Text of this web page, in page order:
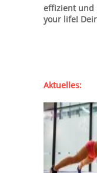
effizient und
your life!
Aktuelles: